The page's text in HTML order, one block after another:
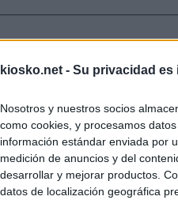
kiosko.net - Su privacidad
Nosotros y nuestros socios
como cookies, y procesamos
información estándar enviada por
medición de anuncios y del
desarrollar y mejorar productos.
datos de localización geográfica